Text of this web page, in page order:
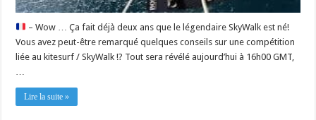
– Wow … Ça fait déjà deux ans que le légendaire SkyWalk est né!
Vous avez peut-être remarqué quelques conseils sur une compétition
liée au kitesurf / SkyWalk !? Tout sera révélé aujourd’hui à 16h00 GMT,
Lire la suite »